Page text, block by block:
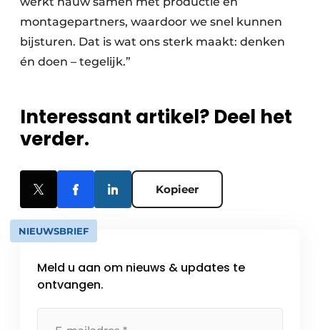
montagepartners, waardoor we snel kunnen
bijsturen. Dat is wat ons sterk maakt: denken
én doen – tegelijk.”
Interessant artikel? Deel het
verder.
Kopieer
NIEUWSBRIEF
Meld u aan om nieuws & updates te
ontvangen.